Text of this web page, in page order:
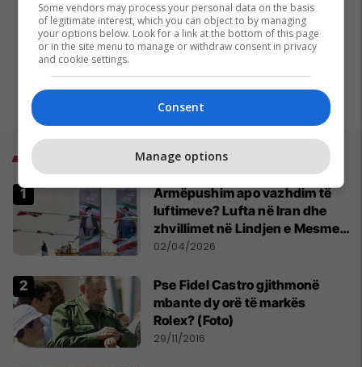
Top 5
Armëpushim apo vazhdim të
luftimeve? Lufta në Iran dhe
zhvillimet në Lindjen e Mesme -
MINUTË PAS MINUTE
02/04/2026
Pse Fidel Castro gjithmonë
mbante dy orë të markës
Rolex? (Foto)
29/11/2016
Some vendors may process your personal data on the basis
of legitimate interest, which you can object to by managing
your options below. Look for a link at the bottom of this page
or in the site menu to manage or withdraw consent in privacy
and cookie settings.
Consent
Manage options